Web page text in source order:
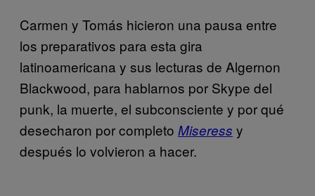
Carmen y Tomás hicieron una pausa entre
los preparativos para esta gira
latinoamericana y sus lecturas de Algernon
Blackwood, para hablarnos por Skype del
punk, la muerte, el subconsciente y por qué
desecharon por completo Miseress y
después lo volvieron a hacer.